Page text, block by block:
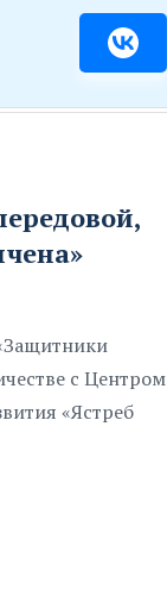
с Центром
«Ястреб